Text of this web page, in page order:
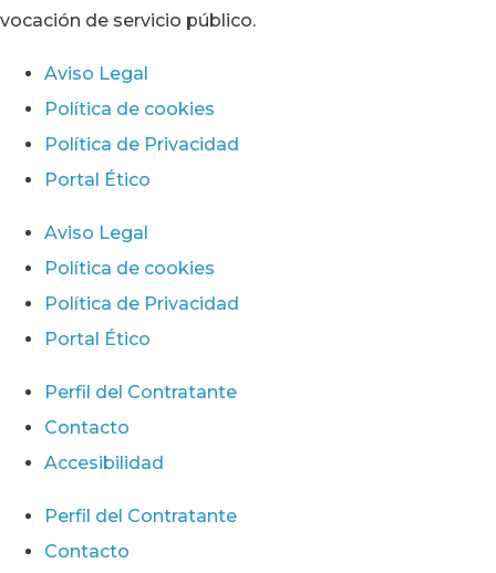
vocación de servicio público.
Aviso Legal
Política de cookies
Política de Privacidad
Portal Ético
Aviso Legal
Política de cookies
Política de Privacidad
Portal Ético
Perfil del Contratante
Contacto
Accesibilidad
Perfil del Contratante
Contacto